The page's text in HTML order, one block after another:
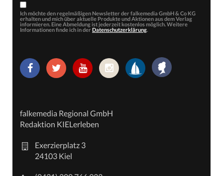
Ich möchte den regelmäßigen Newsletter der falkemedia GmbH & Co KG
erhalten und mich über aktuelle Produkte und Aktionen aus dem Verlag
informieren. Eine Abmeldung ist jederzeit kostenlos möglich. Weitere
Informationen finde ich in der Datenschutzerklärung.
falkemedia Regional GmbH
Redaktion KIELerleben
Exerzierplatz 3
24103 Kiel